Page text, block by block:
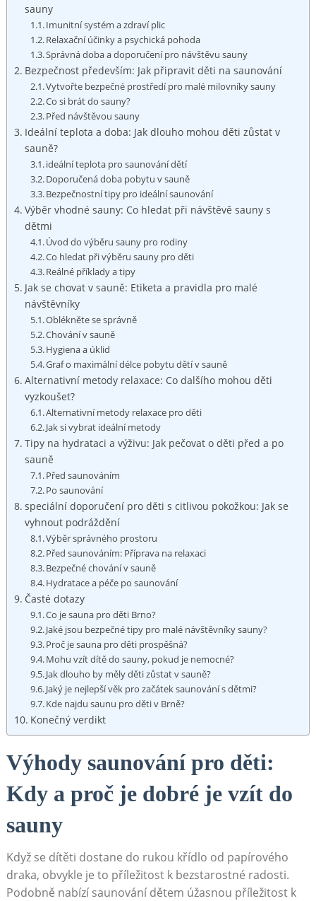
sauny
Imunitní systém a zdraví plic
Relaxační účinky a​ psychická pohoda
Správná doba a doporučení pro návštěvu sauny
Bezpečnost především: Jak připravit děti na saunování
Vytvořte bezpečné prostředí pro malé milovníky sauny
Co si brát do sauny?
Před návštěvou sauny
Ideální teplota a ⁤doba: Jak dlouho mohou děti zůstat v
sauně?
ideální ⁣teplota pro saunování dětí
Doporučená doba pobytu v sauně
Bezpečnostní tipy pro ideální saunování
Výběr vhodné sauny: Co hledat při návštěvě sauny s
dětmi
Úvod do výběru sauny pro rodiny
Co hledat při‍ výběru sauny‌ pro děti
Reálné⁢ příklady ⁤a tipy
Jak se chovat v sauně: Etiketa a pravidla‌ pro malé
návštěvníky
Oblékněte se ⁢správně
Chování v sauně
Hygiena a úklid
Graf o maximální délce pobytu dětí v sauně
Alternativní metody relaxace: Co dalšího mohou děti
vyzkoušet?
Alternativní metody relaxace pro děti
Jak si vybrat ideální metody
Tipy na hydrataci a výživu: Jak pečovat o děti před a po
sauně
Před saunováním
Po saunování
speciální doporučení pro děti s citlivou pokožkou: Jak se
vyhnout podráždění
Výběr správného‍ prostoru
Před⁤ saunováním: Příprava na relaxaci
Bezpečné chování v sauně
Hydratace a péče po saunování
Časté dotazy
Co je sauna pro děti Brno?
Jaké jsou​ bezpečné tipy pro⁢ malé návštěvníky sauny?
Proč je sauna pro děti prospěšná?
Mohu vzít dítě do sauny, pokud je nemocné?
Jak⁣ dlouho by měly děti zůstat v sauně?
Jaký je nejlepší věk pro začátek​ saunování s dětmi?
Kde najdu saunu pro děti v Brně?
Konečný verdikt
Výhody saunování pro děti:
Kdy a proč je dobré​ je vzít do
sauny
Když‍ se dítěti dostane do rukou křídlo od papírového
draka, obvykle je⁣ to příležitost k bezstarostné radosti.
⁢Podobně⁢ nabízí saunování dětem ⁣úžasnou příležitost k